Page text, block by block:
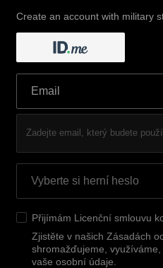
Create an account with military
Zadejte email, který budete
Přijímám Licenční smlouvu
Zjistěte v našich Zásadách
shromažďujeme,
vaše osobní údaje